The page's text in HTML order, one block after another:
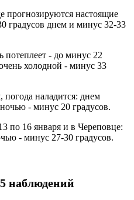
прогнозируются настоящие
градусов днем и минус 32-33
потеплеет - до минус 22
холодной - минус 33
погода наладится: днем
- минус 20 градусов.
по 16 января и в Череповце:
- минус 27-30 градусов.
наблюдений